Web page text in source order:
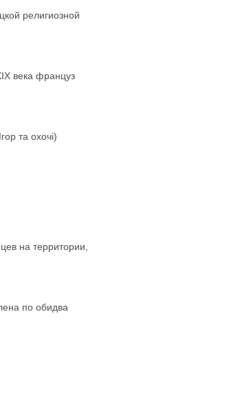
религиозной
века француз
та охочі)
на территории,
по обидва